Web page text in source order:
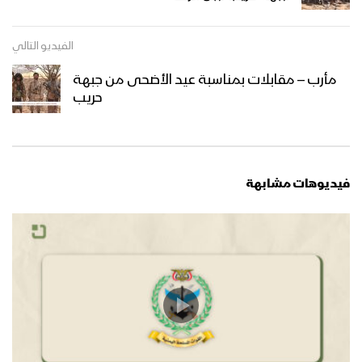
صعدة – زيارة وقافلة عيدية من قبائل آل
صعدة ومديرية أرحب إلى المرابطين في
أبين – زيارة عيدية لمشائخ واعيان مديرية
بني مطر للمجاهدين المرابطين في جبهة
الفيديو التالي
مأرب – مقابلات بمناسبة عيد الأضحى من جبهة
حريب
فيديوهات مشابهة